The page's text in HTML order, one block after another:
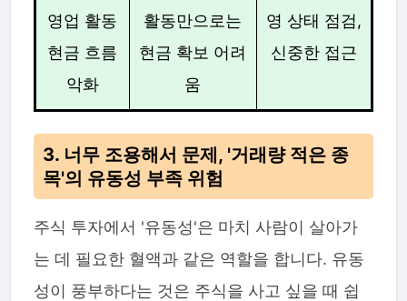
영업 활동
현금 흐름
악화
활동만으로는
현금 확보 어려
움
영 상태 점검,
신중한 접근
3. 너무 조용해서 문제, '거래량 적은 종
목'의 유동성 부족 위험
주식 투자에서 '유동성'은 마치 사람이 살아가
는 데 필요한 혈액과 같은 역할을 합니다. 유동
성이 풍부하다는 것은 주식을 사고 싶을 때 쉽